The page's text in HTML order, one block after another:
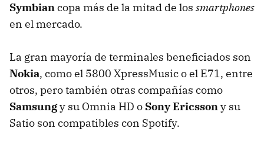
Symbiancopa más de la mitad de los smartphones
en el mercado.
La gran mayoría de terminales beneficiados son
Nokia, como el 5800 XpressMusic o el E71, entre
otros, pero también otras compañías como
Samsungy su Omnia HD o Sony Ericssony su
Satio son compatibles con Spotify.